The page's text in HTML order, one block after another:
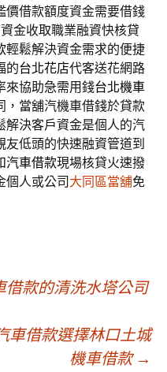
價借款額度資金需要借錢
金收取職業融資快核貸
輕鬆解決資金需求的便捷
的台北花店代客送花網路
來協助急需用錢台北機車
，當舖汽機車借錢於貸款
解決客戶資金是個人的汽
友低頭的快速融資管道到
汽車借款現場核貸火速撥
個人或公司 大同區當舖免
借款的清洗水塔公司
車借款選擇林口土城
機車借款 →